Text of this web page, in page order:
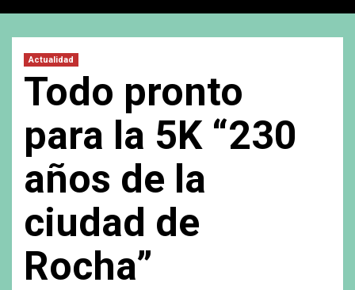
Actualidad
Todo pronto
para la 5K “230
años de la
ciudad de
Rocha”